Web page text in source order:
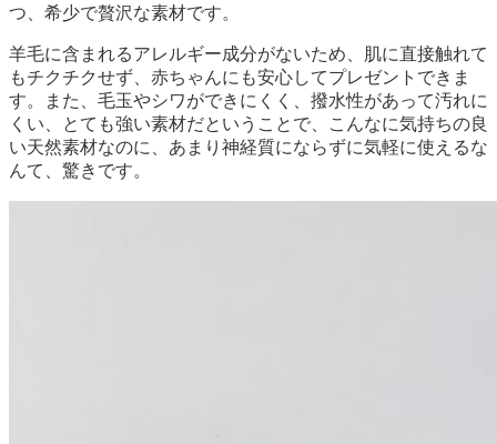
つ、希少で贅沢な素材です。
羊毛に含まれるアレルギー成分がないため、肌に直接触れて
もチクチクせず、赤ちゃんにも安心してプレゼントできま
す。また、毛玉やシワができにくく、撥水性があって汚れに
くい、とても強い素材だということで、こんなに気持ちの良
い天然素材なのに、あまり神経質にならずに気軽に使えるな
んて、驚きです。